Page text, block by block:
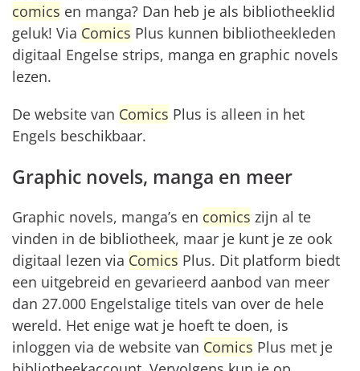
comics en manga? Dan heb je als bibliotheeklid
geluk! Via Comics Plus kunnen bibliotheekleden
digitaal Engelse strips, manga en graphic novels
lezen.
De website van Comics Plus is alleen in het
Engels beschikbaar.
Graphic novels, manga en meer
Graphic novels, manga’s en comics zijn al te
vinden in de bibliotheek, maar je kunt je ze ook
digitaal lezen via Comics Plus. Dit platform biedt
een uitgebreid en gevarieerd aanbod van meer
dan 27.000 Engelstalige titels van over de hele
wereld. Het enige wat je hoeft te doen, is
inloggen via de website van Comics Plus met je